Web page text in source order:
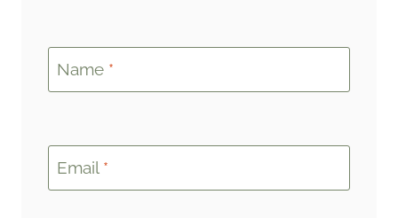
Name *
Email *